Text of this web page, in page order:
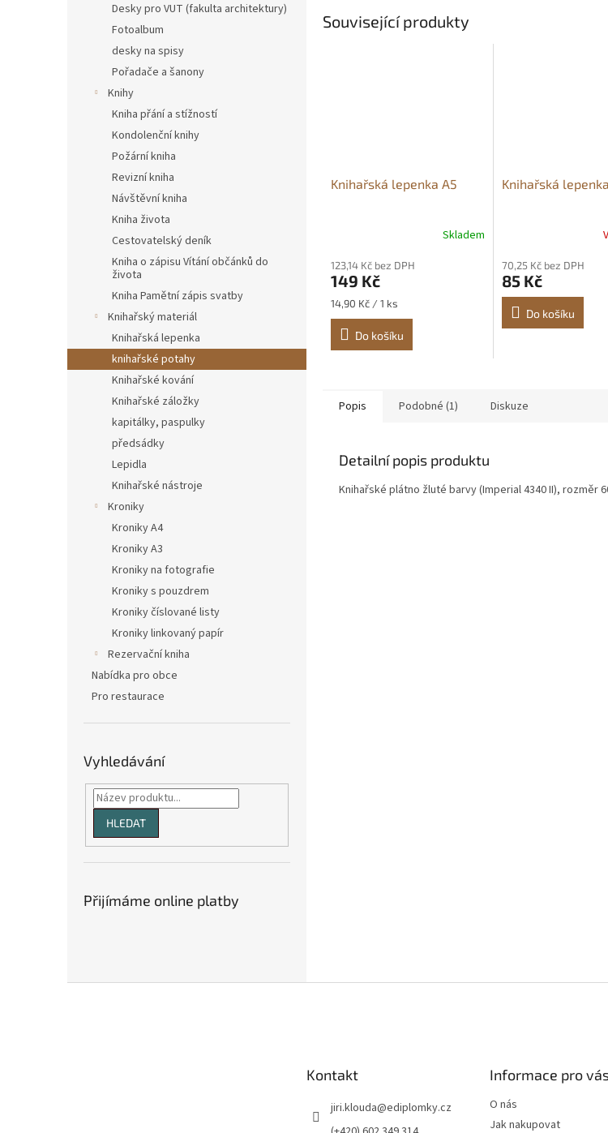
Desky pro VUT (fakulta architektury)
Fotoalbum
desky na spisy
Pořadače a šanony
Knihy
Kniha přání a stížností
Kondolenční knihy
Požární kniha
Revizní kniha
Návštěvní kniha
Kniha života
Cestovatelský deník
Kniha o zápisu Vítání občánků do
života
Kniha Pamětní zápis svatby
Knihařský materiál
Knihařská lepenka
knihařské potahy
Knihařské kování
Knihařské záložky
kapitálky, paspulky
předsádky
Lepidla
Knihařské nástroje
Kroniky
Kroniky A4
Kroniky A3
Kroniky na fotografie
Kroniky s pouzdrem
Kroniky číslované listy
Kroniky linkovaný papír
Rezervační kniha
Nabídka pro obce
Pro restaurace
Vyhledávání
HLEDAT
Přijímáme online platby
Související produkty
Knihařská lepenka A5
Skladem
123,14 Kč bez DPH
149 Kč
Měrná
cena:
14,90 Kč / 1 ks
Do košíku
Knihařská
70,25 Kč bez DPH
85 Kč
Do košíku
Popis Podobné (1) Diskuze
Detailní popis produktu
Knihařské plátno žluté barvy (Imperial 4340 II), rozměr
Kontakt
jiri.klouda@ediplomky.cz
Informace pro
O nás
Jak nakupovat